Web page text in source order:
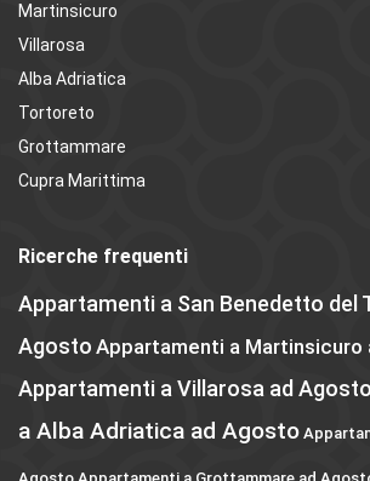
Martinsicuro
Villarosa
Alba Adriatica
Tortoreto
Grottammare
Cupra Marittima
Ricerche frequenti
Appartamenti a San Benedetto del
Agosto Appartamenti a Martinsicuro
Appartamenti a Villarosa ad Agosto
a Alba Adriatica ad Agosto